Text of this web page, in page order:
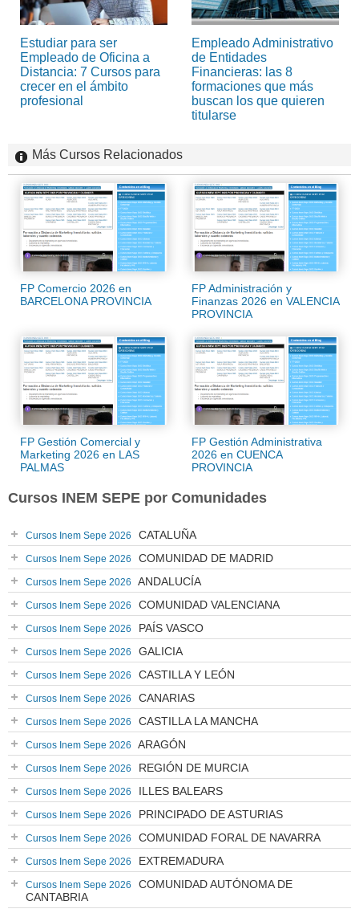
Estudiar para ser
Empleado de Oficina a
Distancia: 7 Cursos para
crecer en el ámbito
profesional
Empleado Administrativo
de Entidades
Financieras: las 8
formaciones que más
buscan los que quieren
titularse
Más Cursos Relacionados
FP Comercio 2026 en
BARCELONA PROVINCIA
FP Administración y
Finanzas 2026 en VALENCIA
PROVINCIA
FP Gestión Comercial y
Marketing 2026 en LAS
PALMAS
FP Gestión Administrativa
2026 en CUENCA
PROVINCIA
Cursos INEM SEPE por Comunidades
Cursos Inem Sepe 2026 CATALUÑA
Cursos Inem Sepe 2026 COMUNIDAD DE MADRID
Cursos Inem Sepe 2026 ANDALUCÍA
Cursos Inem Sepe 2026 COMUNIDAD VALENCIANA
Cursos Inem Sepe 2026 PAÍS VASCO
Cursos Inem Sepe 2026 GALICIA
Cursos Inem Sepe 2026 CASTILLA Y LEÓN
Cursos Inem Sepe 2026 CANARIAS
Cursos Inem Sepe 2026 CASTILLA LA MANCHA
Cursos Inem Sepe 2026 ARAGÓN
Cursos Inem Sepe 2026 REGIÓN DE MURCIA
Cursos Inem Sepe 2026 ILLES BALEARS
Cursos Inem Sepe 2026 PRINCIPADO DE ASTURIAS
Cursos Inem Sepe 2026 COMUNIDAD FORAL DE NAVARRA
Cursos Inem Sepe 2026 EXTREMADURA
Cursos Inem Sepe 2026
COMUNIDAD AUTÓNOMA DE
CANTABRIA